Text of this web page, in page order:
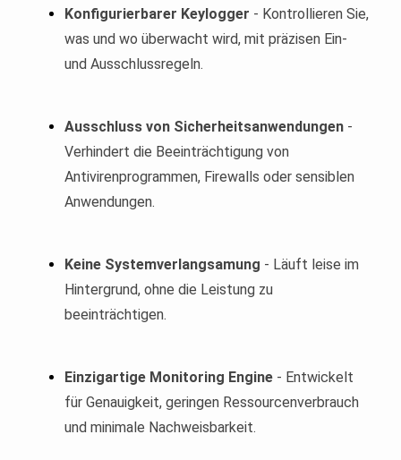
Konfigurierbarer Keylogger - Kontrollieren Sie,
was und wo überwacht wird, mit präzisen Ein-
und Ausschlussregeln.
Ausschluss von Sicherheitsanwendungen -
Verhindert die Beeinträchtigung von
Antivirenprogrammen, Firewalls oder sensiblen
Anwendungen.
Keine Systemverlangsamung - Läuft leise im
Hintergrund, ohne die Leistung zu
beeinträchtigen.
Einzigartige Monitoring Engine - Entwickelt
für Genauigkeit, geringen Ressourcenverbrauch
und minimale Nachweisbarkeit.